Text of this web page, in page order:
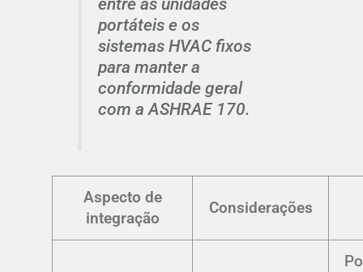
portáteis e os
sistemas HVAC fixos
para manter a
conformidade geral
com a ASHRAE 170.
Aspecto de
integração
Considerações